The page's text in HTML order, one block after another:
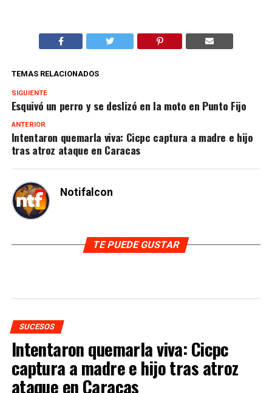
TEMAS RELACIONADOS
SIGUIENTE
Esquivó un perro y se deslizó en la moto en Punto Fijo
ANTERIOR
Intentaron quemarla viva: Cicpc captura a madre e hijo
tras atroz ataque en Caracas
Notifalcon
TE PUEDE GUSTAR
SUCESOS
Intentaron quemarla viva: Cicpc
captura a madre e hijo tras atroz
ataque en Caracas